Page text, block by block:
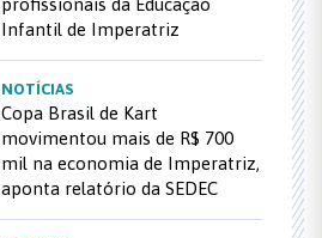
profissionais da Educação
Infantil de Imperatriz
NOTÍCIAS
Copa Brasil de Kart
movimentou mais de R$ 700
mil na economia de Imperatriz,
aponta relatório da SEDEC